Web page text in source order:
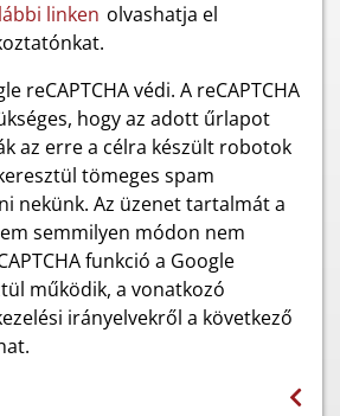
linken olvashatja el
reCAPTCHA védi. A reCAPTCHA
hogy az adott űrlapot
az erre a célra készült robotok
tömeges spam
nekünk. Az üzenet tartalmát a
semmilyen módon nem
funkció a Google
működik, a vonatkozó
irányelvekről a következő